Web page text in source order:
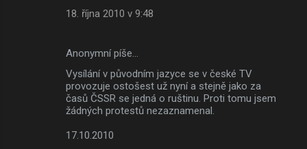
18. října 2010 v 9:48
Anonymní píše…
Vysílání v původním jazyce se v české TV
provozuje ostošest už nyní a stejně jako za
časů ČSSR se jedná o ruštinu. Proti tomu jsem
žádných protestů nezaznamenal.
17.10.2010